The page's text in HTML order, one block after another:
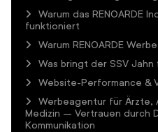
Warum das RENOARDE
funktioniert
Warum RENOARDE
Was bringt der SSV
Website-Performance &
Werbeagentur für Ärzte,
Medizin – Vertrauen durch
Kommunikation